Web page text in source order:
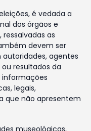
é vedada a
dos órgãos e
as
devem ser
agentes
resultados da
informações
legais,
que não apresentem